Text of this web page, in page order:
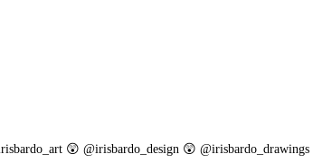
😲 @irisbardo_design 😲